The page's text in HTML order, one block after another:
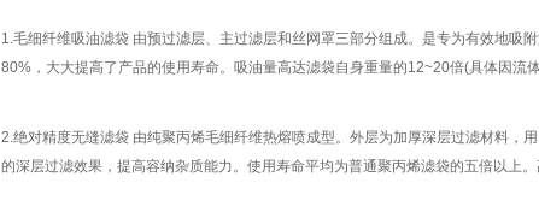
1.毛细纤维吸油滤袋 由预过滤层、主过滤层和丝网罩三部分组成。是专为有效地吸
80%，大大提高了产品的使用寿命。吸油量高达滤袋自身重量的12~20倍(具体因流
2.绝对精度无缝滤袋 由纯聚丙烯毛细纤维热熔喷成型。外层为加厚深层过滤材料，
的深层过滤效果，提高容纳杂质能力。使用寿命平均为普通聚丙烯滤袋的五倍以上